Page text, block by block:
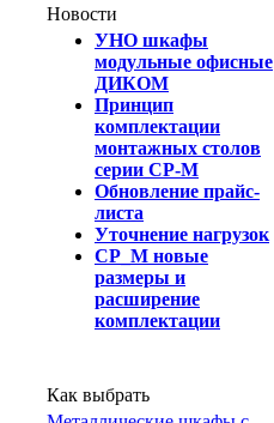
Новости
УНО шкафы
модульные офисные
ДИКОМ
Принцип
комплектации
монтажных столов
серии СР-М
Обновление прайс-
листа
Уточнение нагрузок
СР_М новые
размеры и
расширение
комплектации
Как выбрать